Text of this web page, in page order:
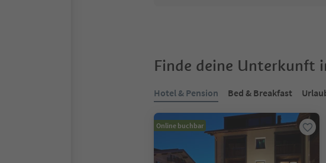
Finde deine Unterkunft
Hotel & Pension Bed & Breakfast
Online buchbar